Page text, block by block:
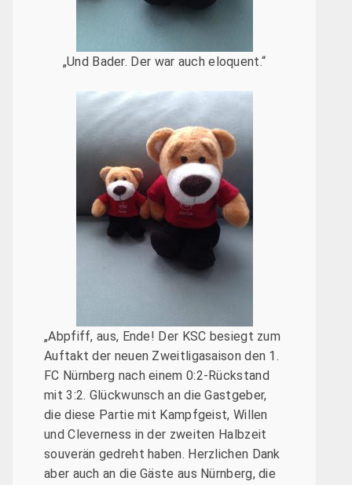
„Und Bader. Der war auch eloquent.“
„Abpfiff, aus, Ende! Der KSC besiegt zum
Auftakt der neuen Zweitligasaison den 1.
FC Nürnberg nach einem 0:2-Rückstand
mit 3:2. Glückwunsch an die Gastgeber,
die diese Partie mit Kampfgeist, Willen
und Cleverness in der zweiten Halbzeit
souverän gedreht haben. Herzlichen Dank
aber auch an die Gäste aus Nürnberg, die